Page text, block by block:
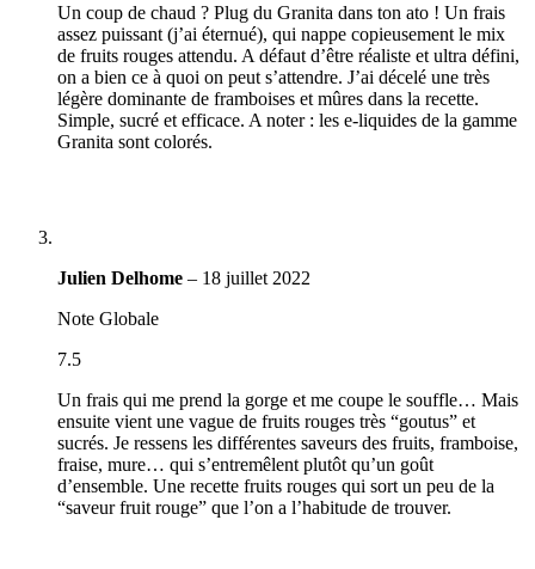
Un coup de chaud ? Plug du Granita dans ton ato ! Un frais
assez puissant (j’ai éternué), qui nappe copieusement le mix
de fruits rouges attendu. A défaut d’être réaliste et ultra défini,
on a bien ce à quoi on peut s’attendre. J’ai décelé une très
légère dominante de framboises et mûres dans la recette.
Simple, sucré et efficace. A noter : les e-liquides de la gamme
Granita sont colorés.
Julien Delhome – 18 juillet 2022
Note Globale
7.5
Un frais qui me prend la gorge et me coupe le souffle… Mais
ensuite vient une vague de fruits rouges très “goutus” et
sucrés. Je ressens les différentes saveurs des fruits, framboise,
fraise, mure… qui s’entremêlent plutôt qu’un goût
d’ensemble. Une recette fruits rouges qui sort un peu de la
“saveur fruit rouge” que l’on a l’habitude de trouver.